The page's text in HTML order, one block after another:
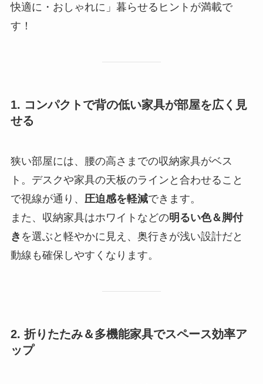
快適に・おしゃれに」暮らせるヒントが満載で
す！
1. コンパクトで背の低い家具が部屋を広く見
せる
狭い部屋には、腰の高さまでの収納家具がベス
ト。デスクや家具の天板のラインと合わせること
で視線が通り、 圧迫感を軽減できます。
また、収納家具はホワイトなどの明るい色＆脚付
き を選ぶと軽やかに見え、奥行きが浅い設計だと
動線も確保しやすくなります。
2. 折りたたみ＆多機能家具でスペース効率ア
ップ